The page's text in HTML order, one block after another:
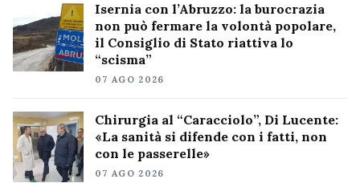
Isernia con l’Abruzzo: la burocrazia
non può fermare la volontà popolare,
il Consiglio di Stato riattiva lo
“scisma”
07 AGO 2026
Chirurgia al “Caracciolo”, Di Lucente:
«La sanità si difende con i fatti, non
con le passerelle»
07 AGO 2026